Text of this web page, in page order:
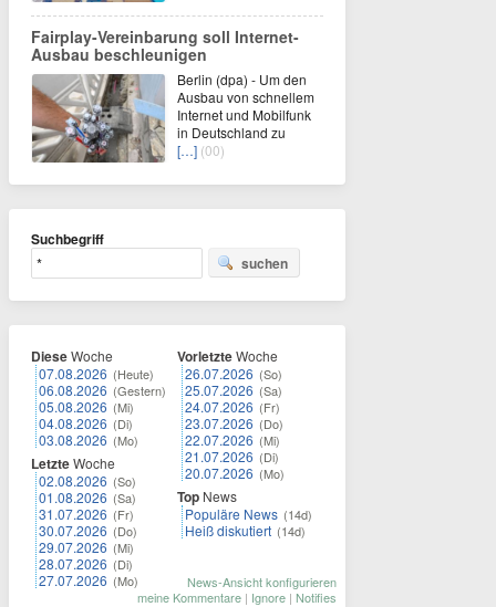
Fairplay-Vereinbarung soll Internet-
Ausbau beschleunigen
Berlin (dpa) - Um den
Ausbau von schnellem
Internet und Mobilfunk
in Deutschland zu
[…] (00)
Suchbegriff
suchen
DieseWoche
07.08.2026 (Heute)
06.08.2026 (Gestern)
05.08.2026 (Mi)
04.08.2026 (Di)
03.08.2026 (Mo)
LetzteWoche
02.08.2026 (So)
01.08.2026 (Sa)
31.07.2026 (Fr)
30.07.2026 (Do)
29.07.2026 (Mi)
28.07.2026 (Di)
27.07.2026 (Mo)
VorletzteWoche
26.07.2026 (So)
25.07.2026 (Sa)
24.07.2026 (Fr)
23.07.2026 (Do)
22.07.2026 (Mi)
21.07.2026 (Di)
20.07.2026 (Mo)
Top News
Populäre News (14d)
Heiß diskutiert (14d)
News-Ansicht konfigurieren
meine Kommentare | Ignore | Notifies